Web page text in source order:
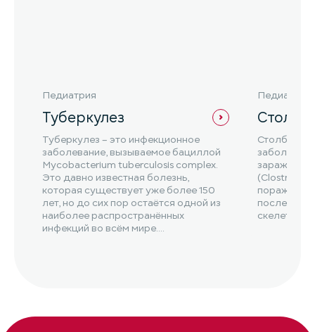
Педиатрия
Туберкулез
Туберкулез – это инфекционное
заболевание, вызываемое бациллой
Mycobacterium tuberculosis complex.
Это давно известная болезнь,
которая существует уже более 150
лет, но до сих пор остаётся одной из
наиболее распространённых
инфекций во всём мире....
Педиатрия
Столбняк
скелетной